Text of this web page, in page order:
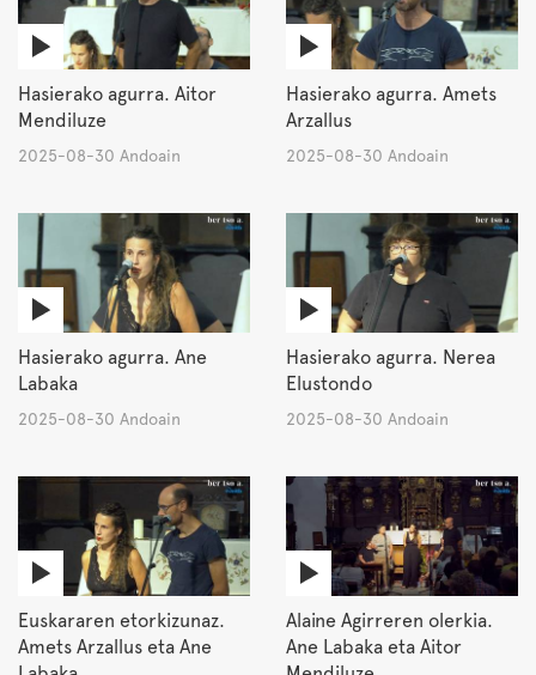
Hasierako agurra. Aitor
Mendiluze
2025-08-30 Andoain
Hasierako agurra. Amets
Arzallus
2025-08-30 Andoain
Hasierako agurra. Ane
Labaka
2025-08-30 Andoain
Hasierako agurra. Nerea
Elustondo
2025-08-30 Andoain
Euskararen etorkizunaz.
Amets Arzallus eta Ane
Alaine Agirreren olerkia.
Ane Labaka eta Aitor